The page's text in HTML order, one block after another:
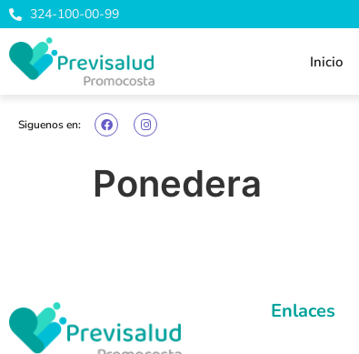
324-100-00-99
Inicio
Siguenos en:
Ponedera
Enlaces